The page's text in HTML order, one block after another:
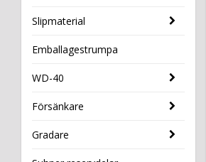
Slipmaterial
Emballagestrumpa
WD-40
Försänkare
Gradare